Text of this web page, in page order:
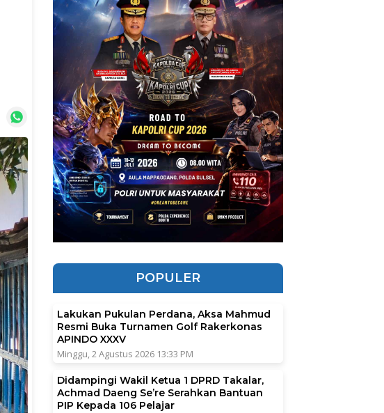
POPULER
Lakukan Pukulan Perdana, Aksa Mahmud
Resmi Buka Turnamen Golf Rakerkonas
APINDO XXXV
Minggu, 2 Agustus 2026 13:33 PM
Didampingi Wakil Ketua 1 DPRD Takalar,
Achmad Daeng Se’re Serahkan Bantuan
PIP Kepada 106 Pelajar